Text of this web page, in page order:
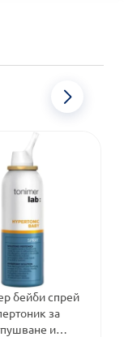
бейби спрей
за
и